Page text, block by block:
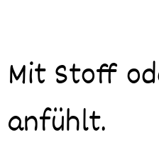
Mit Stoff
anfühlt.